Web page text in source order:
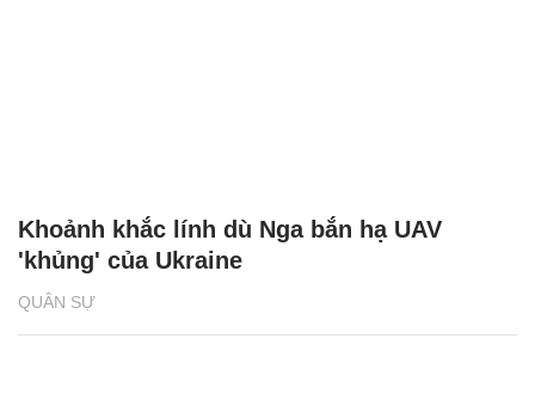
QUÂN SỰ
Khoảnh khắc lính dù Nga bắn hạ UAV
'khủng' của Ukraine